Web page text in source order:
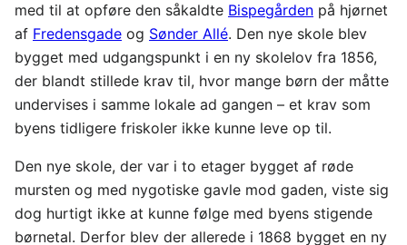
med til at opføre den såkaldte Bispegården på hjørnet
af Fredensgade og Sønder Allé. Den nye skole blev
bygget med udgangspunkt i en ny skolelov fra 1856,
der blandt stillede krav til, hvor mange børn der måtte
undervises i samme lokale ad gangen – et krav som
byens tidligere friskoler ikke kunne leve op til.
Den nye skole, der var i to etager bygget af røde
mursten og med nygotiske gavle mod gaden, viste sig
dog hurtigt ikke at kunne følge med byens stigende
børnetal. Derfor blev der allerede i 1868 bygget en ny